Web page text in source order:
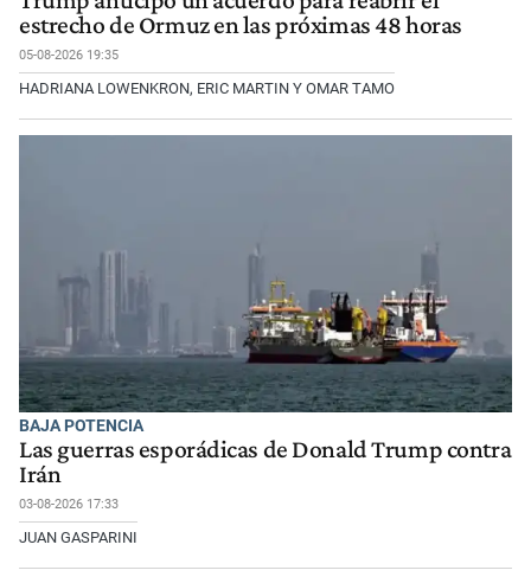
estrecho de Ormuz en las próximas 48 horas
05-08-2026 19:35
HADRIANA LOWENKRON, ERIC MARTIN Y OMAR TAMO
BAJA POTENCIA
Las guerras esporádicas de Donald Trump contra
Irán
03-08-2026 17:33
JUAN GASPARINI